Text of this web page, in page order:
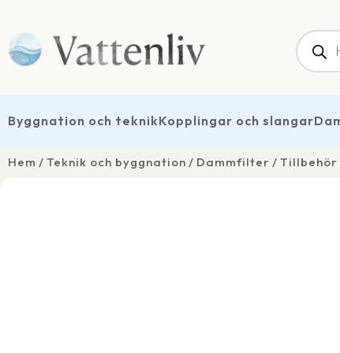
Byggnation och teknikKopplingar och slangar
Hem Teknik och byggnation Dammfilter